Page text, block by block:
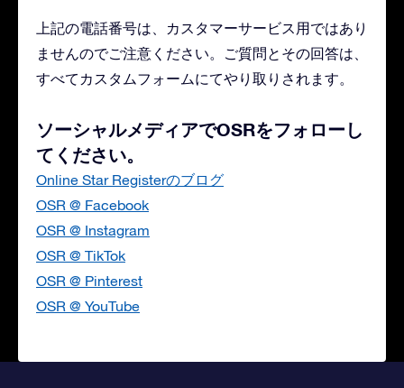
上記の電話番号は、カスタマーサービス用ではあり
ませんのでご注意ください。ご質問とその回答は、
すべてカスタムフォームにてやり取りされます。
ソーシャルメディアでOSRをフォローし
てください。
Online Star Registerのブログ
OSR @ Facebook
OSR @ Instagram
OSR @ TikTok
OSR @ Pinterest
OSR @ YouTube